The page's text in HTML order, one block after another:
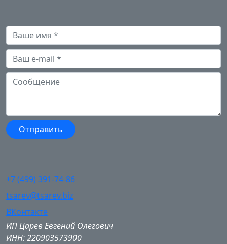
+7 (499) 391-74-86
tsarev@tsarev.biz
ВКонтакте
ИП Царев Евгений Олегович
ИНН: 220903573900